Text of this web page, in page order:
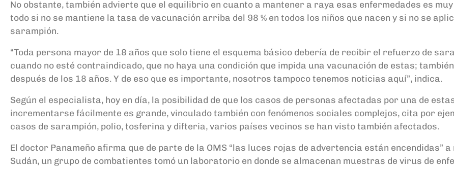
No obstante, también advierte que el equilibrio en cuanto a mantener a raya esas enfermedades es
todo si no se mantiene la tasa de vacunación arriba del 98 % en todos los niños que nacen y si no se
sarampión.
“Toda persona mayor de 18 años que solo tiene el esquema básico debería de recibir el refuerzo de
cuando no esté contraindicado, que no haya una condición que impida una vacunación de estas;
después de los 18 años. Y de eso que es importante, nosotros tampoco tenemos noticias aquí”, indica.
Según el especialista, hoy en día, la posibilidad de que los casos de personas afectadas por una de
incrementarse fácilmente es grande, vinculado también con fenómenos sociales complejos, cita por
casos de sarampión, polio, tosferina y difteria, varios países vecinos se han visto también afectados.
El doctor Panameño afirma que de parte de la OMS “las luces rojas de advertencia están encendidas”
Sudán, un grupo de combatientes tomó un laboratorio en donde se almacenan muestras de virus de